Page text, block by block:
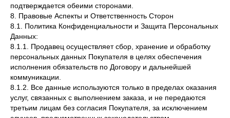
подтверждается обеими сторонами.
8. Правовые Аспекты и Ответственность Сторон
8.1. Политика Конфиденциальности и Защита Персональных
Данных:
8.1.1. Продавец осуществляет сбор, хранение и обработку
персональных данных Покупателя в целях обеспечения
исполнения обязательств по Договору и дальнейшей
коммуникации.
8.1.2. Все данные используются только в пределах оказания
услуг, связанных с выполнением заказа, и не передаются
третьим лицам без согласия Покупателя, за исключением